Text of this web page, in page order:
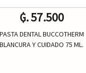
₲. 57.500
PASTA DENTAL BUCCOTHERM
BLANCURA Y CUIDADO 75 ML.